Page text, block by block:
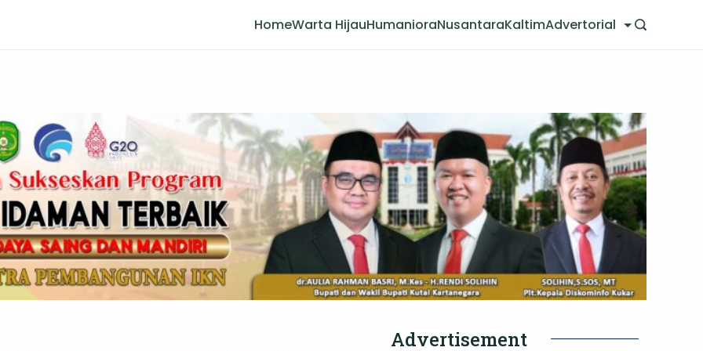
HomeWarta HijauHumanioraNusantaraKaltimAdvertorial
Advertisement